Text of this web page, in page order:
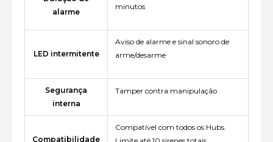
alarme
minutos
LED intermitente
Aviso de alarme e sinal sonoro de
arme/desarme
Segurança
interna
Tamper contra manipulação
Compatibilidade
Compatível com todos os Hubs.